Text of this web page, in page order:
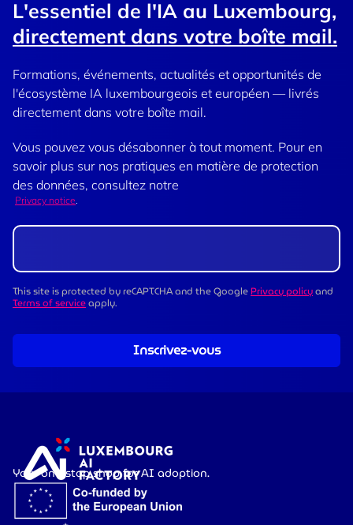
L'essentiel de l'IA au Luxembourg,
directement dans votre boîte mail.
Formations, événements, actualités et opportunités de
l'écosystème IA luxembourgeois et européen — livrés
directement dans votre boîte mail.
Vous pouvez vous désabonner à tout moment. Pour en
savoir plus sur nos pratiques en matière de protection
des données, consultez notre
Privacy notice.
This site is protected by reCAPTCHA and the GooglePrivacy policyand
Terms of serviceapply.
Inscrivez-vous
Your one-stop shop for AI adoption.